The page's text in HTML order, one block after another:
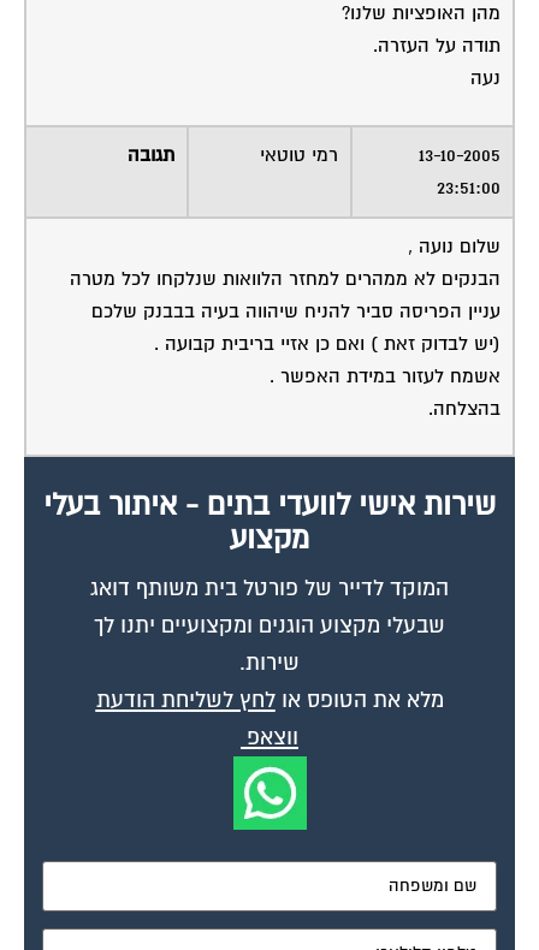
מהן האופציות שלנו?
תודה על העזרה.
נעה
13-10-2005
23:51:00
רמי טוטאי תגובה
שלום נועה ,
הבנקים לא ממהרים למחזר הלוואות שנלקחו לכל מטרה
עניין הפריסה סביר להניח שיהווה בעיה בבבנק שלכם
(יש לבדוק זאת ) ואם כן אזיי בריבית קבועה .
אשמח לעזור במידת האפשר .
בהצלחה.
שירות אישי לוועדי בתים - איתור בעלי
מקצוע
המוקד לדייר של פורטל בית משותף דואג
שבעלי מקצוע הוגנים ומקצועיים יתנו לך
שירות.
מלא את הטופס אולחץ לשליחת הודעת
ווצאפ